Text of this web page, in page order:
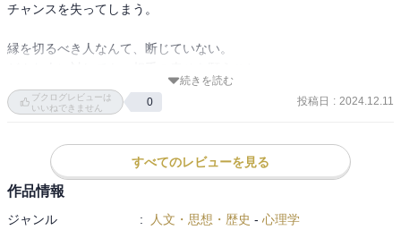
それを書き記したのがまさに本書です。
本書は単なる出会いのマニュアルではありません。
巷に溢れる、出会いのチャンスが増える、会話が上手になる、魅力
そういったノウハウ、駆け引きのテクニックとは一線を画すもので
本書は、運命の人と出会う、そのための教科書です。
チャンスを失ってしまう。
縁を切るべき人なんて、断じていない。
出会いには、4つの道がある
①清浄の道…心と体を整える
・手洗い（儀式のように行い邪気を払う）
・鼻うがい
・ロウソクに火を付け、瞑想する
続きを読む
ブクログレビューは
いいねできません
0 投稿日 : 2024.12.11
すべてのレビューを見る
作品情報
ジャンル : 人文・思想・歴史 - 心理学